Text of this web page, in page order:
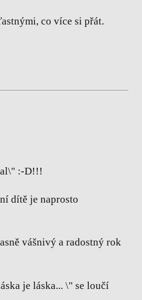
co více si přát.
:-D!!!
dítě je naprosto
vášnivý a radostný rok
je láska... \" se loučí